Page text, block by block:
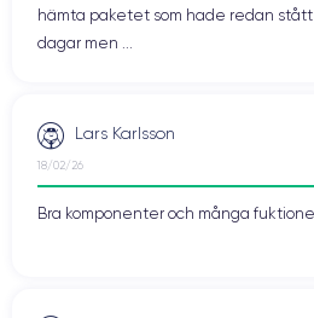
hämta paketet som hade redan stått
dagar men ...
Lars Karlsson
18/02/26
Bra komponenter och många